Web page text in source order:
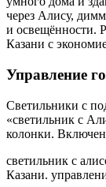
через Алису,
и освещённости.
Казани с
Управление
Светильники с
«светильник с
колонки.
светильник с
Казани.